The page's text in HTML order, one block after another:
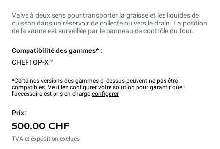
Valve à deux sens pour transporter la graisse et les liquides de
cuisson dans un réservoir de collecte ou vers le drain. La position
de la vanne est surveillée par le panneau de contrôle du four.
Compatibilité des gammes* :
CHEFTOP-X™
*Certaines versions des gammes ci-dessus peuvent ne pas être
compatibles. Veuillez configurer votre solution pour garantir que
l'accessoire est pris en charge.configurer
Prix:
500.00 CHF
TVA et expédition exclues